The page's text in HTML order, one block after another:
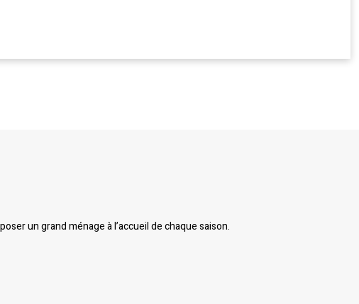
un grand ménage à l’accueil de chaque saison.